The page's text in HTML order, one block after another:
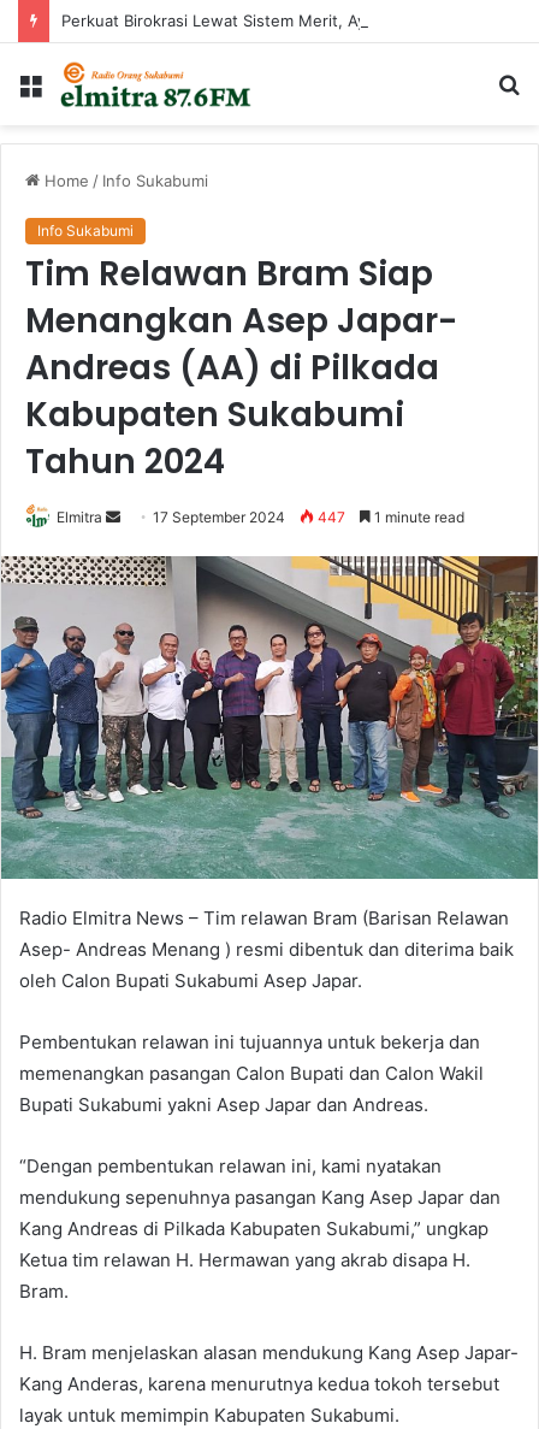
Menu
Home / Info Sukabumi
Info Sukabumi
Tim Relawan Bram Siap
Menangkan Asep Japar-
Andreas (AA) di Pilkada
Kabupaten Sukabumi
Tahun 2024
Elmitra
Send
email
17 September 2024 447 1 minute read
Radio Elmitra News – Tim relawan Bram (Barisan Relawan
Asep- Andreas Menang ) resmi dibentuk dan diterima baik
oleh Calon Bupati Sukabumi Asep Japar.
Pembentukan relawan ini tujuannya untuk bekerja dan
memenangkan pasangan Calon Bupati dan Calon Wakil
Bupati Sukabumi yakni Asep Japar dan Andreas.
“Dengan pembentukan relawan ini, kami nyatakan
mendukung sepenuhnya pasangan Kang Asep Japar dan
Kang Andreas di Pilkada Kabupaten Sukabumi,” ungkap
Ketua tim relawan H. Hermawan yang akrab disapa H.
Bram.
H. Bram menjelaskan alasan mendukung Kang Asep Japar-
Kang Anderas, karena menurutnya kedua tokoh tersebut
layak untuk memimpin Kabupaten Sukabumi.